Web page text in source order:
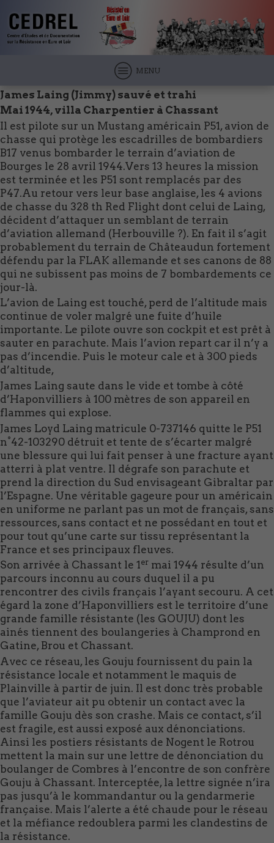
MENU
James Laing (Jimmy) sauvé et trahi
Mai 1944, villa Charpentier à Chassant
Il est pilote sur un Mustang américain P51, avion de
chasse qui protège les escadrilles de bombardiers
B17 venus bombarder le terrain d’aviation de
Bourges le 28 avril 1944.Vers 13 heures la mission
est terminée et les P51 sont remplacés par des
P47.Au retour vers leur base anglaise, les 4 avions
de chasse du 328 th Red Flight dont celui de Laing,
décident d’attaquer un semblant de terrain
d’aviation allemand (Herbouville ?). En fait il s’agit
probablement du terrain de Châteaudun fortement
défendu par la FLAK allemande et ses canons de 88
qui ne subissent pas moins de 7 bombardements ce
jour-là.
L’avion de Laing est touché, perd de l’altitude mais
continue de voler malgré une fuite d’huile
importante. Le pilote ouvre son cockpit et est prêt à
sauter en parachute. Mais l’avion repart car il n’y a
pas d’incendie. Puis le moteur cale et à 300 pieds
d’altitude,
James Laing saute dans le vide et tombe à côté
d’Haponvilliers à 100 mètres de son appareil en
flammes qui explose.
James Loyd Laing matricule 0-737146 quitte le P51
n°42-103290 détruit et tente de s’écarter malgré
une blessure qui lui fait penser à une fracture ayant
atterri à plat ventre. Il dégrafe son parachute et
prend la direction du Sud envisageant Gibraltar par
l’Espagne. Une véritable gageure pour un américain
en uniforme ne parlant pas un mot de français, sans
ressources, sans contact et ne possédant en tout et
pour tout qu’une carte sur tissu représentant la
France et ses principaux fleuves.
Son arrivée à Chassant le 1er mai 1944 résulte d’un
parcours inconnu au cours duquel il a pu
rencontrer des civils français l’ayant secouru. A cet
égard la zone d’Haponvilliers est le territoire d’une
grande famille résistante (les GOUJU) dont les
ainés tiennent des boulangeries à Champrond en
Gatine, Brou et Chassant.
Avec ce réseau, les Gouju fournissent du pain la
résistance locale et notamment le maquis de
Plainville à partir de juin. Il est donc très probable
que l’aviateur ait pu obtenir un contact avec la
famille Gouju dès son crashe. Mais ce contact, s’il
est fragile, est aussi exposé aux dénonciations.
Ainsi les postiers résistants de Nogent le Rotrou
mettent la main sur une lettre de dénonciation du
boulanger de Combres à l’encontre de son confrère
Gouju à Chassant. Interceptée, la lettre signée n’ira
pas jusqu’à le kommandantur ou la gendarmerie
française. Mais l’alerte a été chaude pour le réseau
et la méfiance redoublera parmi les clandestins de
la résistance.